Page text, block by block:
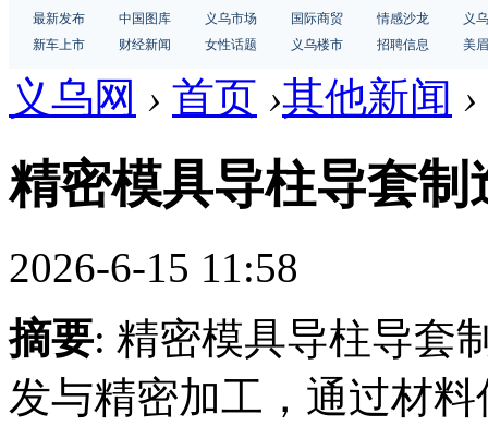
最新发布 中国图库 义乌市场 国际商贸 情感沙龙
义
新车上市
财经新闻 女性话题 义乌楼市 招聘信息 美
义乌网 › 首页 ›其他新闻 ›
精密模具导柱导套制
2026-6-15 11:58
摘要: 精密模具导柱导套
发与精密加工，通过材